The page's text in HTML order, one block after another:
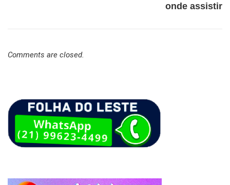
onde assistir
Comments are closed.